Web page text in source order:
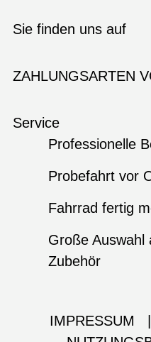
Sie finden uns auf
ZAHLUNGSARTEN
Service
Professionelle
Probefahrt vor
Fahrrad fertig
Große Auswahl
Zubehör
IMPRESSUM